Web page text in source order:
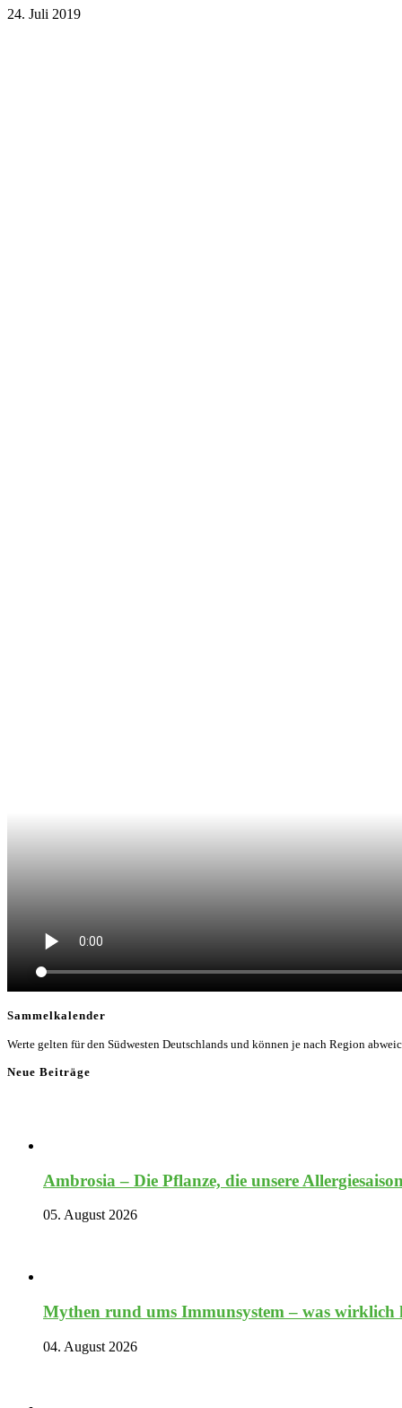
24. Juli 2019
Sammelkalender
Werte gelten für den Südwesten Deutschlands und können je nach Region
Neue Beiträge
Ambrosia – Die Pflanze, die unsere
05. August 2026
Mythen rund ums Immunsystem – was
04. August 2026